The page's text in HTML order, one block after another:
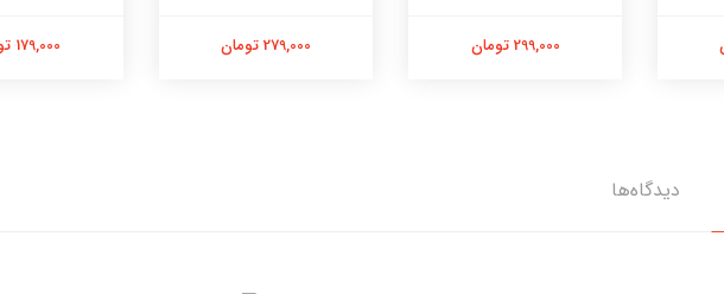
299,000 تومان 279,000 تومان 179,000 تومان
دیدگاه‌ها